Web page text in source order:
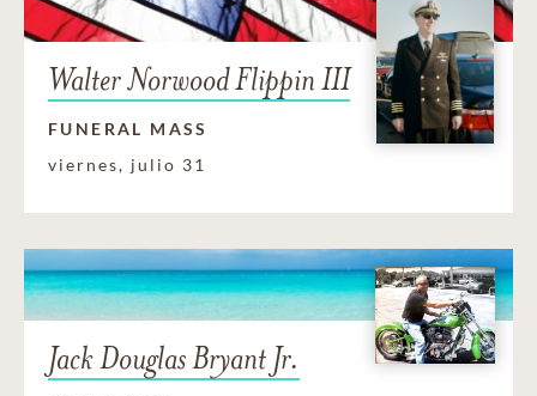
Walter Norwood Flippin III
FUNERAL MASS
viernes, julio 31
Jack Douglas Bryant Jr.